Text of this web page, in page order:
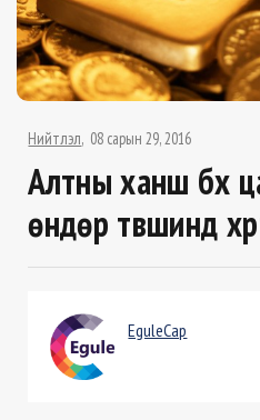
Нийтлэл 08 сарын 29, 2016
Алтны ханш бүх
өндөр түвшинд
EguleCap